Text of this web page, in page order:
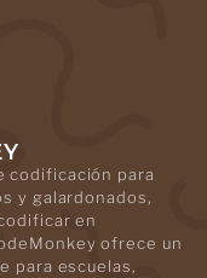
codificación para
y galardonados,
en
ofrece un
para escuelas,